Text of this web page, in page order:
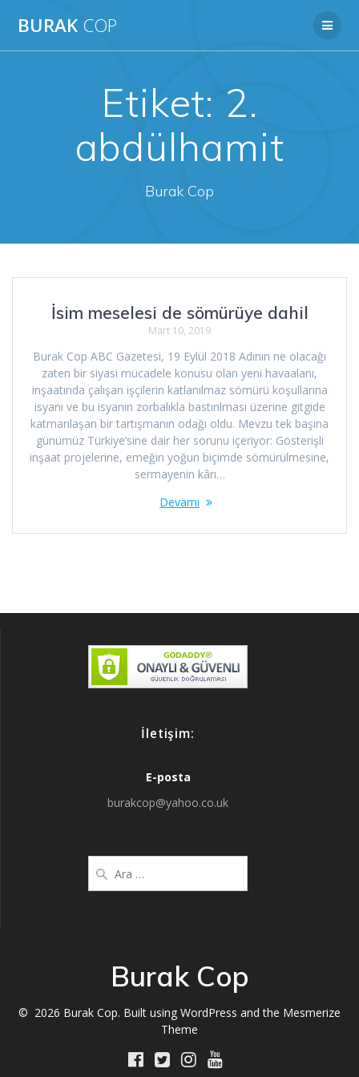
BURAK COP
Etiket: 2.
abdülhamit
Burak Cop
İsim meselesi de sömürüye dahil
Mart 10, 2019
Burak Cop ABC Gazetesi, 19 Eylül 2018 Adının ne olacağı
zaten bir siyasi mücadele konusu olan yeni havaalanı,
inşaatında çalışan işçilerin katlanılmaz sömürü koşullarına
isyanı ve bu isyanın zorbalıkla bastırılması üzerine gitgide
katmanlaşan bir tartışmanın odağı oldu. Mevzu tek başına
günümüz Türkiye’sine dair her sorunu içeriyor: Gösterişli
inşaat projelerine, emeğin yoğun biçimde sömürülmesine,
sermayenin kârı…
Devamı
İletişim:
E-posta
burakcop@yahoo.co.uk
Burak Cop
© 2026 Burak Cop. Built using WordPress and the Mesmerize
Theme